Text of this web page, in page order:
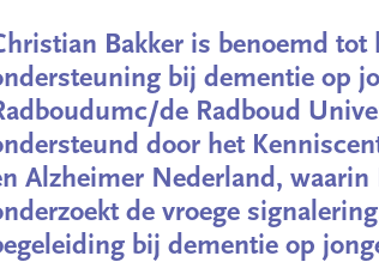
Bakker is benoemd tot
bij dementie op
de Radboud
door het
Alzheimer Nederland,
de vroege
bij dementie op